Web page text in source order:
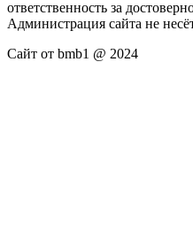
ответственность за
Администрация сайта не
Сайт от bmb1 @ 2024